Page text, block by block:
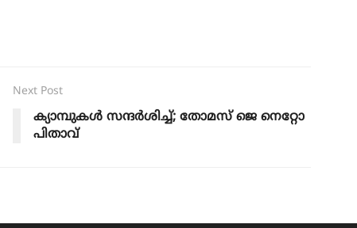
Next Post
ക്യാമ്പുകൾ സന്ദർശിച്ച്; തോമസ് ജെ നെറ്റോ
പിതാവ്